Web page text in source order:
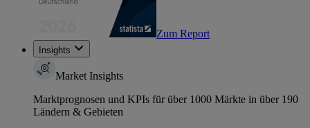
Zum Report
Insights
Market Insights
Marktprognosen und KPIs für über 1000 Märkte in über 190
Ländern & Gebieten